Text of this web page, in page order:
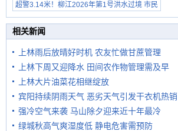
超警3.14米！柳江2026年第1号洪水过境 市民
在堤岸见证汛况
相关新闻
上林雨后放晴好时机 农友忙做甘蔗管理
上林下周又迎降水 田间农作物管理需及早
上林大片油菜花相继绽放
宾阳持续阴雨天气 恶劣天气引发干衣机热销
强冷空气来袭 马山除夕迎来近十年最冷
绿城秋高气爽湿度低 静电危害需预防